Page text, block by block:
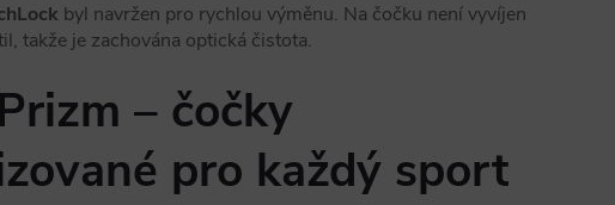
byl navržen pro rychlou výměnu. Na čočku není vyvíjen
takže je zachována optická čistota.
– čočky
pro každý sport